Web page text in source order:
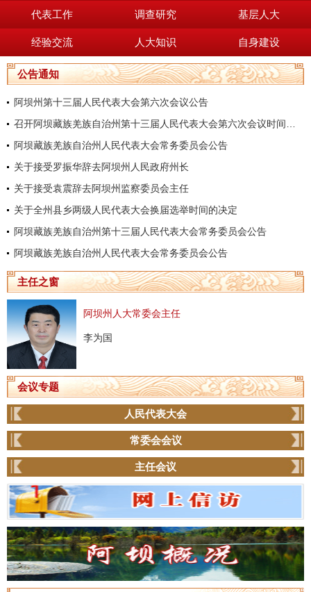
代表工作 调查研究 基层人大
经验交流 人大知识 自身建设
公告通知
阿坝州第十三届人民代表大会第六次会议公告
阿坝藏族羌族自治州人民代表大会常务委员会公告
关于接受罗振华辞去阿坝州人民政府州长
关于接受袁震辞去阿坝州监察委员会主任
关于全州县乡两级人民代表大会换届选举时间的决定
阿坝藏族羌族自治州第十三届人民代表大会常务委员会公告
阿坝藏族羌族自治州人民代表大会常务委员会公告
主任之窗
阿坝州人大常委会主任
李为国
会议专题
人民代表大会
常委会会议
主任会议